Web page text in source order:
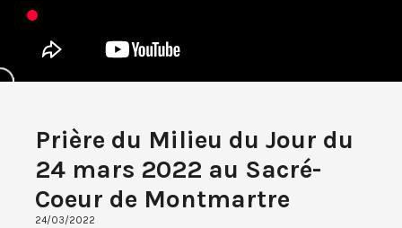
Prière du Milieu du Jour du
24 mars 2022 au Sacré-
Coeur de Montmartre
24/03/2022